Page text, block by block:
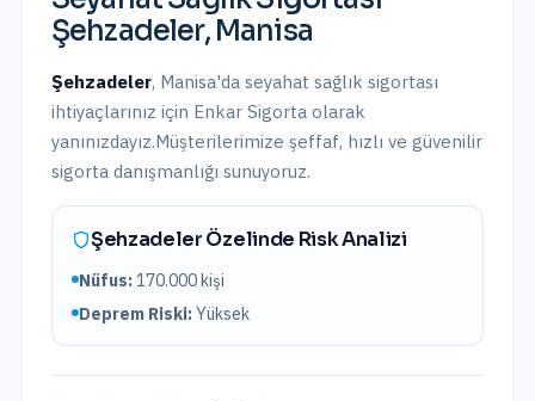
Şehzadeler, Manisa
Şehzadeler, Manisa'da seyahat sağlık sigortası
ihtiyaçlarınız için Enkar Sigorta olarak
yanınızdayız.Müşterilerimize şeffaf, hızlı ve güvenilir
sigorta danışmanlığı sunuyoruz.
ŞehzadelerÖzelinde Risk Analizi
Nüfus:170.000kişi
Deprem Riski:Yüksek